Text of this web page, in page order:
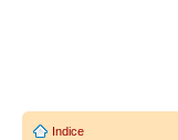
Indice